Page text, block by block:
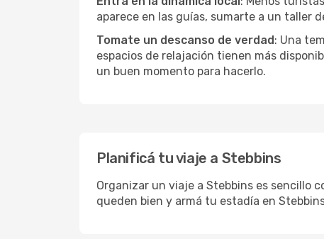
aparece en las guías, sumarte a un taller
Tomate un descanso de verdad: Una
espacios de relajación tienen más
un buen momento para hacerlo.
Planificá tu viaje a Stebbins
Organizar un viaje a Stebbins es sencillo
queden bien y armá tu estadía en